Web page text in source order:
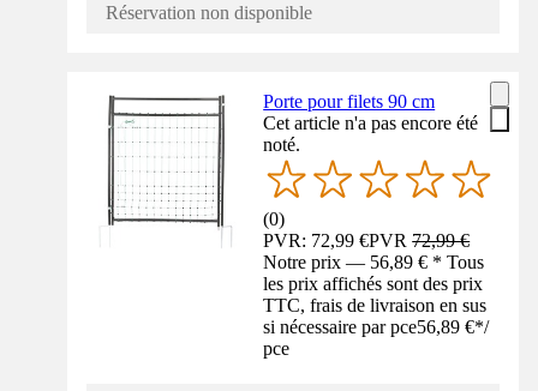
Réservation non disponible
Porte pour filets 90 cm
Cet article n'a pas encore été
noté.
(0)
PVR: 72,99 €PVR72,99 €
Notre prix — 56,89 € * Tous
les prix affichés sont des prix
TTC, frais de livraison en sus
si nécessaire par pce56,89 €*/
pce